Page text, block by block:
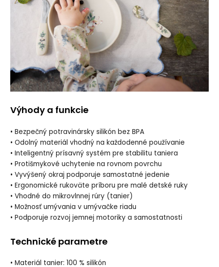
Výhody a funkcie
• Bezpečný potravinársky silikón bez BPA
• Odolný materiál vhodný na každodenné používanie
• Inteligentný prísavný systém pre stabilitu taniera
• Protišmykové uchytenie na rovnom povrchu
• Vyvýšený okraj podporuje samostatné jedenie
• Ergonomické rukoväte príboru pre malé detské ruky
• Vhodné do mikrovlnnej rúry (tanier)
• Možnosť umývania v umývačke riadu
• Podporuje rozvoj jemnej motoriky a samostatnosti
Technické parametre
• Materiál tanier: 100 % silikón